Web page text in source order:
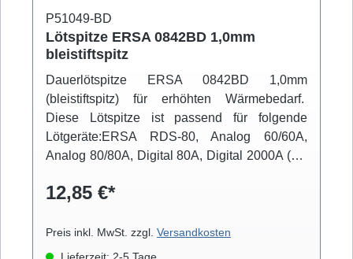
P51049-BD
Lötspitze ERSA 0842BD 1,0mm
bleistiftspitz
Dauerlötspitze ERSA 0842BD 1,0mm
(bleistiftspitz) für erhöhten Wärmebedarf.
Diese Lötspitze ist passend für folgende
Lötgeräte:ERSA RDS-80, Analog 60/60A,
Analog 80/80A, Digital 80A, Digital 2000A (mit
(mit Powertool), MS 6000, MS 8000/D, Multi-
Ergotool)
12,85 €*
Preis inkl. MwSt. zzgl. Versandkosten